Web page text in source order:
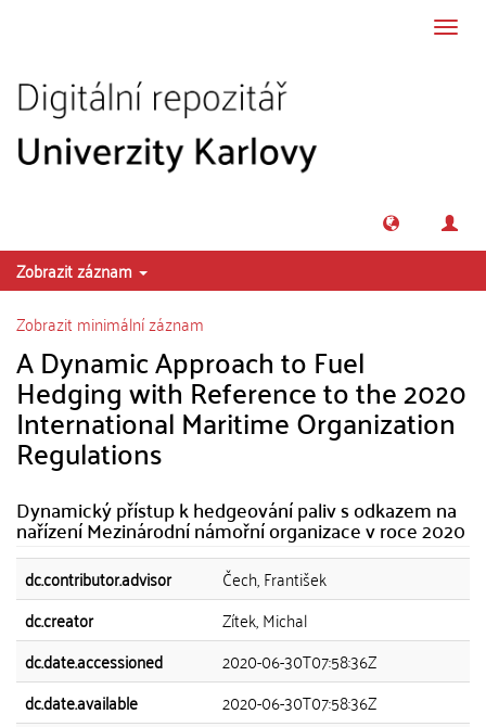
Zobrazit záznam
Zobrazit minimální záznam
A Dynamic Approach to Fuel
Hedging with Reference to the 2020
International Maritime Organization
Regulations
Dynamický přístup k hedgeování paliv s odkazem na
nařízení Mezinárodní námořní organizace v roce 2020
dc.contributor.advisor
Čech, František
dc.creator
Zítek, Michal
dc.date.accessioned
2020-06-30T07:58:36Z
dc.date.available
2020-06-30T07:58:36Z